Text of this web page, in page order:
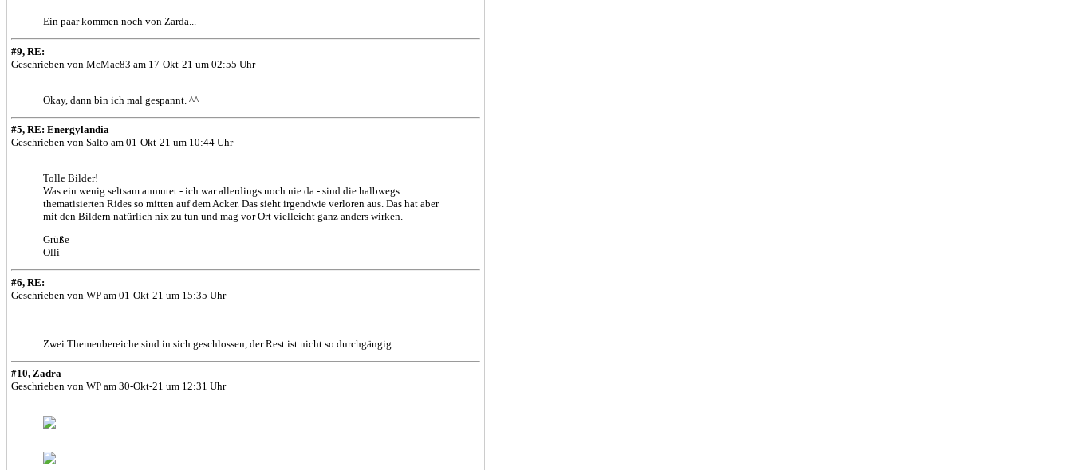
Ein paar kommen noch von Zarda...
#9, RE:
Geschrieben von McMac83 am 17-Okt-21 um 02:55 Uhr
Okay, dann bin ich mal gespannt. ^^
#5, RE: Energylandia
Geschrieben von Salto am 01-Okt-21 um 10:44 Uhr
Tolle Bilder!
Was ein wenig seltsam anmutet - ich war allerdings noch nie da - sind die halbwegs
thematisierten Rides so mitten auf dem Acker. Das sieht irgendwie verloren aus. Das hat aber
mit den Bildern natürlich nix zu tun und mag vor Ort vielleicht ganz anders wirken.
Grüße
Olli
#6, RE:
Geschrieben von WP am 01-Okt-21 um 15:35 Uhr
Zwei Themenbereiche sind in sich geschlossen, der Rest ist nicht so durchgängig...
#10, Zadra
Geschrieben von WP am 30-Okt-21 um 12:31 Uhr